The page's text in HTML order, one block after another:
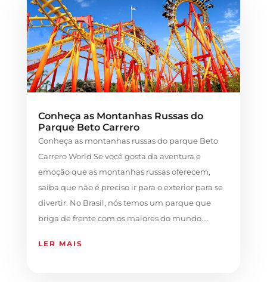
Conheça as Montanhas Russas do
Parque Beto Carrero
Conheça as montanhas russas do parque Beto
Carrero World Se você gosta da aventura e
emoção que as montanhas russas oferecem,
saiba que não é preciso ir para o exterior para se
divertir. No Brasil, nós temos um parque que
briga de frente com os maiores do mundo....
LER MAIS